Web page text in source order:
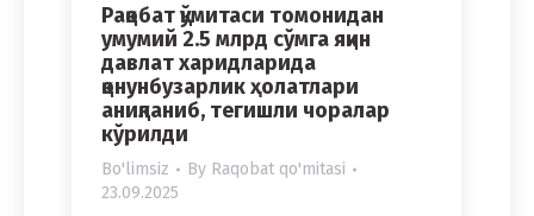
Рақобат қўмитаси томонидан
умумий 2.5 млрд сўмга яқин
давлат харидларида
қонунбузарлик ҳолатлари
аниқланиб, тегишли чоралар
кўрилди
Bo'limsiz By Raqobat qo'mitasi
23.09.2025